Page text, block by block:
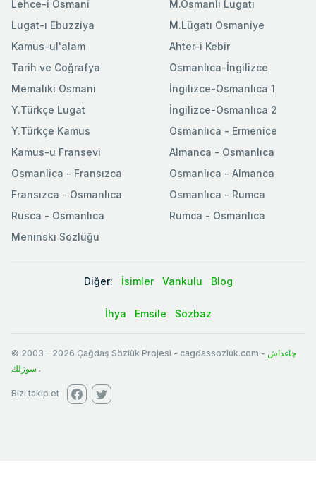
Lehce-i Osmani
Lugat-ı Ebuzziya
M.Osmanlı Lugatı
M.Lügatı Osmaniye
Kamus-ul'alam
Tarih ve Coğrafya
Memaliki Osmani
Y.Türkçe Lugat
Y.Türkçe Kamus
Ahter-i Kebir
Osmanlıca-İngilizce
İngilizce-Osmanlıca 1
İngilizce-Osmanlıca 2
Osmanlıca - Ermenice
Kamus-u Fransevi
Osmanlica - Fransızca
Fransızca - Osmanlıca
Rusca - Osmanlıca
Meninski Sözlüğü
Almanca - Osmanlıca
Osmanlıca - Almanca
Osmanlıca - Rumca
Rumca - Osmanlıca
Diğer: İsimler Vankulu Blog
İhya Emsile Sözbaz
© 2003 - 2026 Çağdaş Sözlük Projesi - cagdassozluk.com - چاغداش
سوزلك .
Bizi takip et